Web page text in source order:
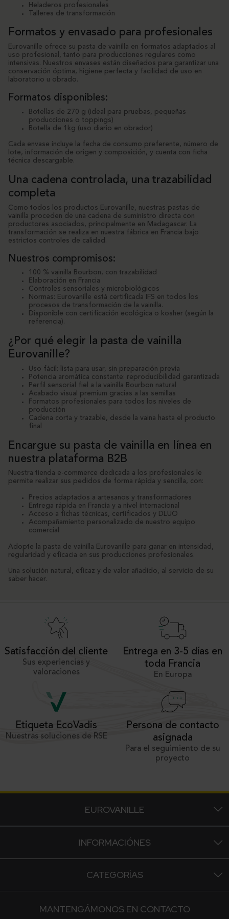
Heladeros profesionales
Talleres de transformación
Formatos y envasado para profesionales
Eurovanille ofrece su pasta de vainilla en formatos adaptados al
uso profesional, tanto para producciones regulares como
intensivas. Nuestros envases están diseñados para garantizar una
conservación óptima, higiene perfecta y facilidad de uso en
laboratorio u obrado.
Formatos disponibles:
Botellas de 270 g (ideal para pruebas, pequeñas
producciones o toppings)
Botella de 1kg (uso diario en obrador)
Cada envase incluye la fecha de consumo preferente, número de
lote, información de origen y composición, y cuenta con ficha
técnica descargable.
Una cadena controlada, una trazabilidad
completa
Como todos los productos Eurovanille, nuestras pastas de
vainilla proceden de una cadena de suministro directa con
productores asociados, principalmente en Madagascar. La
transformación se realiza en nuestra fábrica en Francia bajo
estrictos controles de calidad.
Nuestros compromisos:
100 % vainilla Bourbon, con trazabilidad
Elaboración en Francia
Controles sensoriales y microbiológicos
Normas: Eurovanille está certificada IFS en todos los
procesos de transformación de la vainilla.
Disponible con certificación ecológica o kosher (según la
referencia).
¿Por qué elegir la pasta de vainilla
Eurovanille?
Uso fácil: lista para usar, sin preparación previa
Potencia aromática constante: reproducibilidad garantizada
Perfil sensorial fiel a la vainilla Bourbon natural
Acabado visual premium gracias a las semillas
Formatos profesionales para todos los niveles de
producción
Cadena corta y trazable, desde la vaina hasta el producto
final
Encargue su pasta de vainilla en línea en
nuestra plataforma B2B
Nuestra tienda e-commerce dedicada a los profesionales le
permite realizar sus pedidos de forma rápida y sencilla, con:
Precios adaptados a artesanos y transformadores
Entrega rápida en Francia y a nivel internacional
Acceso a fichas técnicas, certificados y DLUO
Acompañamiento personalizado de nuestro equipo
comercial
Adopte la pasta de vainilla Eurovanille para ganar en intensidad,
regularidad y eficacia en sus producciones profesionales.
Una solución natural, eficaz y de valor añadido, al servicio de su
saber hacer.
Satisfacción del cliente
Sus experiencias y
valoraciones
Entrega en 3-5 días en
toda Francia
En Europa
Etiqueta EcoVadis
Nuestras soluciones de RSE
Persona de contacto
asignada
Para el seguimiento de su
proyecto
EUROVANILLE
INFORMACIÓNES
CATEGORÍAS
MANTENGÁMONOS EN CONTACTO